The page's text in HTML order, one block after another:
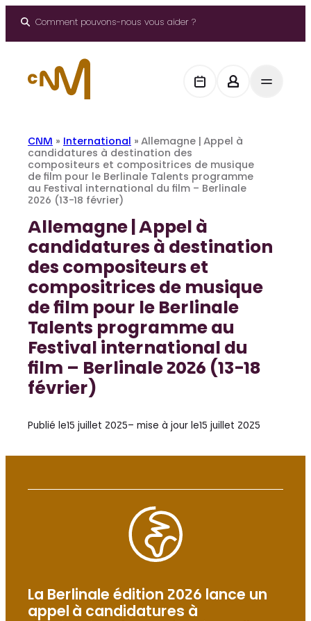
Comment pouvons-nous vous aider ?
CNM » International » Allemagne | Appel à
candidatures à destination des
compositeurs et compositrices de musique
de film pour le Berlinale Talents programme
au Festival international du film – Berlinale
2026 (13-18 février)
Allemagne | Appel à
candidatures à destination
des compositeurs et
compositrices de musique
de film pour le Berlinale
Talents programme au
Festival international du
film – Berlinale 2026 (13-18
février)
Publié le15 juillet 2025– mise à jour le15 juillet 2025
La Berlinale édition 2026 lance un
appel à candidatures à